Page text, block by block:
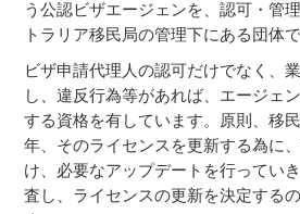
う公認ビザエージェンを、認可・管
トラリア移民局の管理下にある団体で
ビザ申請代理人の認可だけでなく、
し、違反行為等があれば、エージェ
する資格を有しています。原則、移
年、そのライセンスを更新する為に
け、必要なアップデートを行ってい
査し、ライセンスの更新を決定する